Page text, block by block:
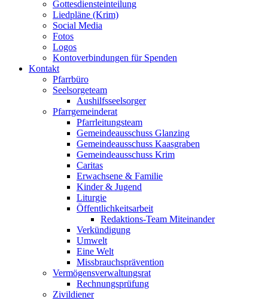
Gottesdiensteinteilung
Liedpläne (Krim)
Social Media
Fotos
Logos
Kontoverbindungen für Spenden
Kontakt
Pfarrbüro
Seelsorgeteam
Aushilfsseelsorger
Pfarrgemeinderat
Pfarrleitungsteam
Gemeindeausschuss Glanzing
Gemeindeausschuss Kaasgraben
Gemeindeausschuss Krim
Caritas
Erwachsene & Familie
Kinder & Jugend
Liturgie
Öffentlichkeitsarbeit
Redaktions-Team Miteinander
Verkündigung
Umwelt
Eine Welt
Missbrauchsprävention
Vermögensverwaltungsrat
Rechnungsprüfung
Zivildiener